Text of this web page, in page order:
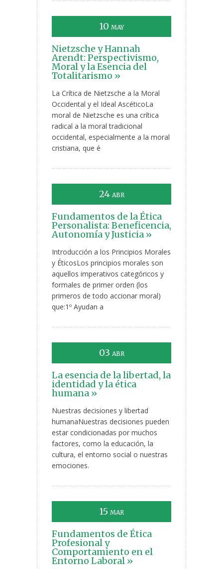
10 MAY
Nietzsche y Hannah
Arendt: Perspectivismo,
Moral y la Esencia del
Totalitarismo »
La Crítica de Nietzsche a la Moral
Occidental y el Ideal AscéticoLa
moral de Nietzsche es una crítica
radical a la moral tradicional
occidental, especialmente a la moral
cristiana, que é
24 ABR
Fundamentos de la Ética
Personalista: Beneficencia,
Autonomía y Justicia »
Introducción a los Principios Morales
y ÉticosLos principios morales son
aquellos imperativos categóricos y
formales de primer orden (los
primeros de todo accionar moral)
que:1º Ayudan a
03 ABR
La esencia de la libertad, la
identidad y la ética
humana »
Nuestras decisiones y libertad
humanaNuestras decisiones pueden
estar condicionadas por muchos
factores, como la educación, la
cultura, el entorno social o nuestras
emociones.
15 MAR
Fundamentos de Ética
Profesional y
Comportamiento en el
Entorno Laboral »